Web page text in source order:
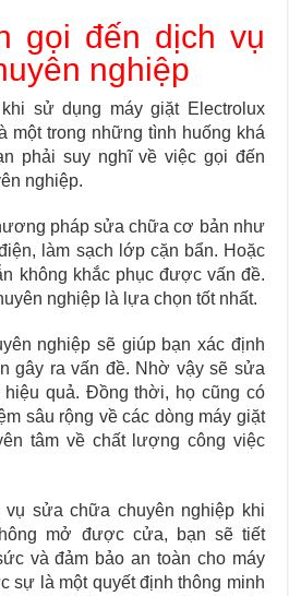
gọi đến dịch vụ
nghiệp
sử dụng máy giặt Electrolux
một trong những tình huống khá
phải suy nghĩ về việc gọi đến
nghiệp.
pháp sửa chữa cơ bản như
làm sạch lớp cặn bẩn. Hoặc
không khắc phục được vấn đề.
nghiệp là lựa chọn tốt nhất.
nghiệp sẽ giúp bạn xác định
gây ra vấn đề. Nhờ vậy sẽ sửa
quả. Đồng thời, họ cũng có
sâu rộng về các dòng máy giặt
tâm về chất lượng công việc
sửa chữa chuyên nghiệp khi
mở được cửa, bạn sẽ tiết
và đảm bảo an toàn cho máy
sự là một quyết định thông minh